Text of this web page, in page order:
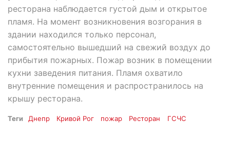
ресторана наблюдается густой дым и открытое
пламя. На момент возникновения возгорания в
здании находился только персонал,
самостоятельно вышедший на свежий воздух до
прибытия пожарных. Пожар возник в помещении
кухни заведения питания. Пламя охватило
внутренние помещения и распространилось на
крышу ресторана.
Теги Днепр Кривой Рог пожар Ресторан ГСЧС